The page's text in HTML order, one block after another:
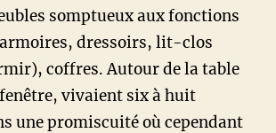
somptueux aux fonctions
dressoirs, lit-clos
coffres. Autour de la table
vivaient six à huit
une promiscuité où cependant